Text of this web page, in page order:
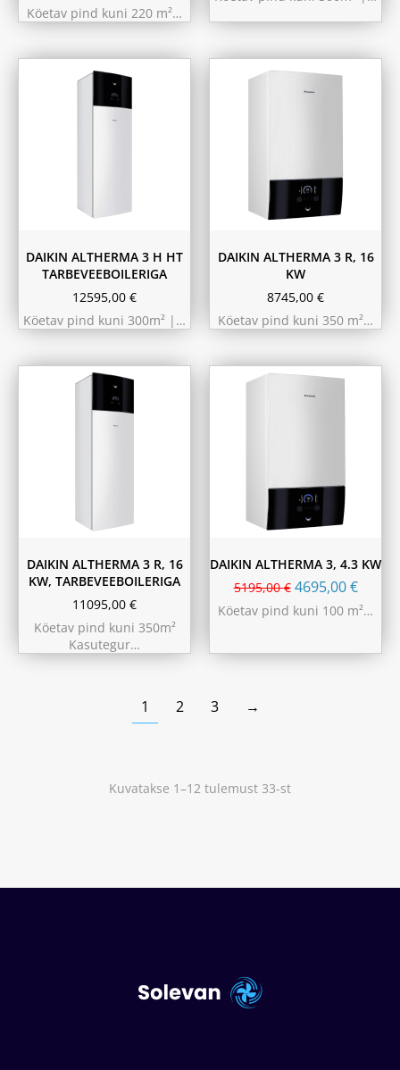
Köetav pind kuni 220 m²…
230L
DAIKIN ALTHERMA 3 H HT
TARBEVEEBOILERIGA
12595,00 €
Köetav pind kuni 300m² |…
DAIKIN ALTHERMA 3 R, 16
KW
8745,00 €
Köetav pind kuni 350 m²…
230L
DAIKIN ALTHERMA 3 R, 16
KW, TARBEVEEBOILERIGA
11095,00 €
Köetav pind kuni 350m²
Kasutegur…
DAIKIN ALTHERMA 3, 4.3 KW
5195,00€ 4695,00€
Köetav pind kuni 100 m²…
1 2 3 →
Kuvatakse 1–12 tulemust 33-st